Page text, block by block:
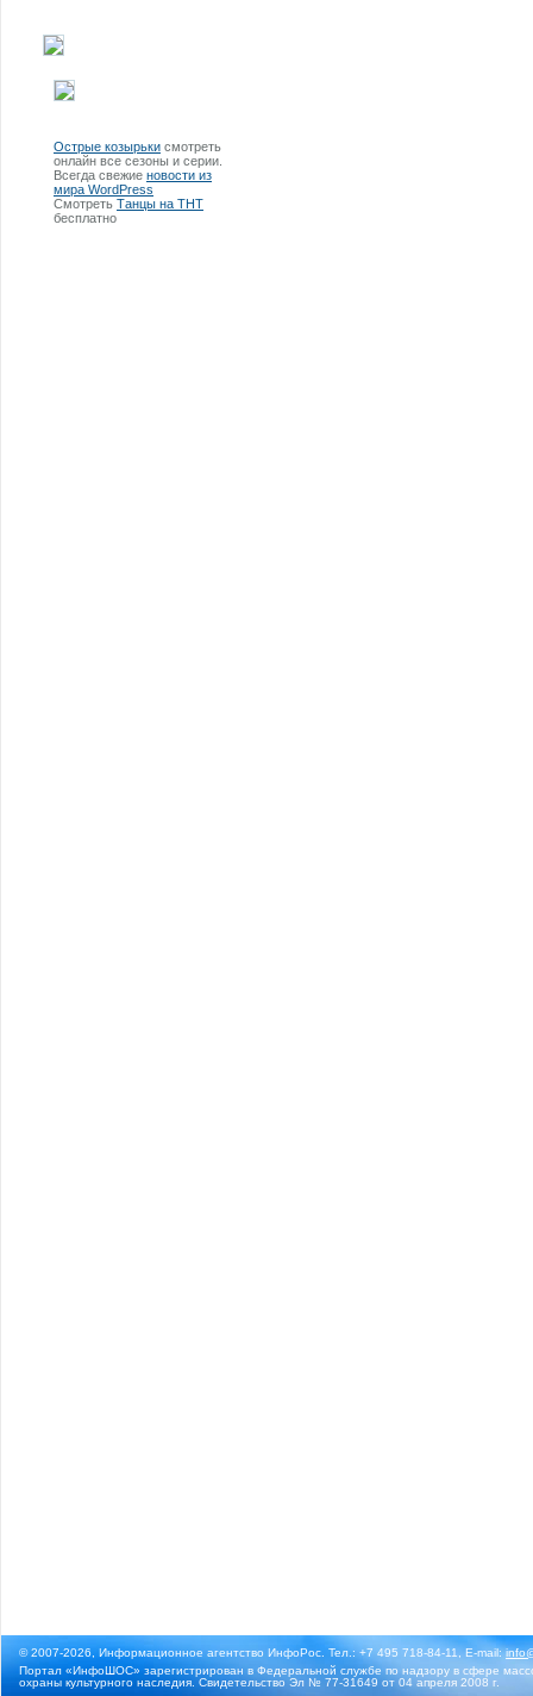
Острые козырьки смотреть
онлайн все сезоны и серии.
Всегда свежие новости из
мира WordPress
Смотреть Танцы на ТНТ
бесплатно
© 2007-2026, Информационное агентство ИнфоРос. Тел.: +7 495 718-84-11, E-mail:
Портал «ИнфоШОС» зарегистрирован в Федеральной службе по надзору в сфере
охраны культурного наследия. Свидетельство Эл № 77-31649 от 04 апреля 2008 г.